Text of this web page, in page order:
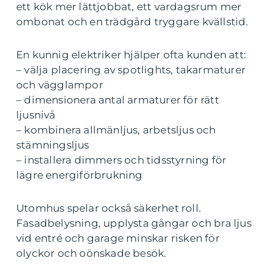
ett kök mer lättjobbat, ett vardagsrum mer
ombonat och en trädgård tryggare kvällstid.
En kunnig elektriker hjälper ofta kunden att:
– välja placering av spotlights, takarmaturer
och vägglampor
– dimensionera antal armaturer för rätt
ljusnivå
– kombinera allmänljus, arbetsljus och
stämningsljus
– installera dimmers och tidsstyrning för
lägre energiförbrukning
Utomhus spelar också säkerhet roll.
Fasadbelysning, upplysta gångar och bra ljus
vid entré och garage minskar risken för
olyckor och oönskade besök.